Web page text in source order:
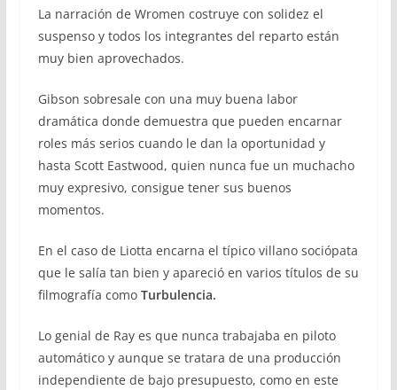
La narración de Wromen costruye con solidez el
suspenso y todos los integrantes del reparto están
muy bien aprovechados.
Gibson sobresale con una muy buena labor
dramática donde demuestra que pueden encarnar
roles más serios cuando le dan la oportunidad y
hasta Scott Eastwood, quien nunca fue un muchacho
muy expresivo, consigue tener sus buenos
momentos.
En el caso de Liotta encarna el típico villano sociópata
que le salía tan bien y apareció en varios títulos de su
filmografía como Turbulencia.
Lo genial de Ray es que nunca trabajaba en piloto
automático y aunque se tratara de una producción
independiente de bajo presupuesto, como en este